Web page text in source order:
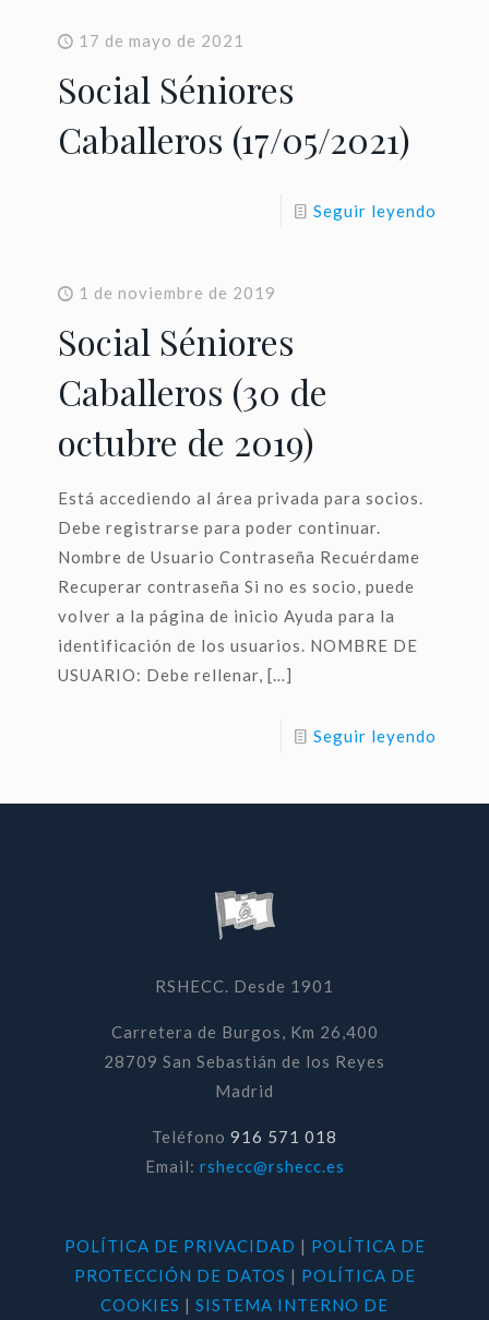
17 de mayo de 2021
Social Séniores
Caballeros (17/05/2021)
Seguir leyendo
1 de noviembre de 2019
Social Séniores
Caballeros (30 de
octubre de 2019)
Está accediendo al área privada para socios.
Debe registrarse para poder continuar.
Nombre de Usuario Contraseña Recuérdame
Recuperar contraseña Si no es socio, puede
volver a la página de inicio Ayuda para la
identificación de los usuarios. NOMBRE DE
USUARIO: Debe rellenar, […]
Seguir leyendo
RSHECC. Desde 1901
Carretera de Burgos, Km 26,400
28709 San Sebastián de los Reyes
Madrid
Teléfono 916 571 018
Email: rshecc@rshecc.es
POLÍTICA DE PRIVACIDAD | POLÍTICA DE
PROTECCIÓN DE DATOS | POLÍTICA DE
COOKIES | SISTEMA INTERNO DE